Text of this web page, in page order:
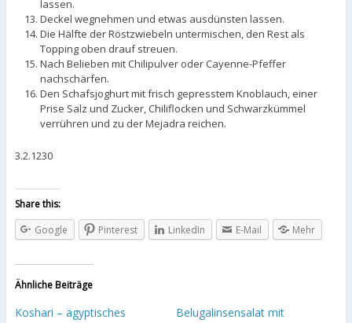
lassen.
Deckel wegnehmen und etwas ausdünsten lassen.
Die Hälfte der Röstzwiebeln untermischen, den Rest als
Topping oben drauf streuen.
Nach Belieben mit Chilipulver oder Cayenne-Pfeffer
nachschärfen.
Den Schafsjoghurt mit frisch gepresstem Knoblauch, einer
Prise Salz und Zucker, Chiliflocken und Schwarzkümmel
verrühren und zu der Mejadra reichen.
3.2.1230
Share this:
Google
Pinterest LinkedIn E-Mail Mehr
Ähnliche Beiträge
Koshari – ägyptisches
Belugalinsensalat mit